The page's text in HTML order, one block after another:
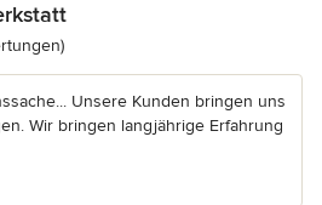
5 von 5 Sternen
Unsere Kunden bringen uns
Wir bringen langjährige Erfahrung